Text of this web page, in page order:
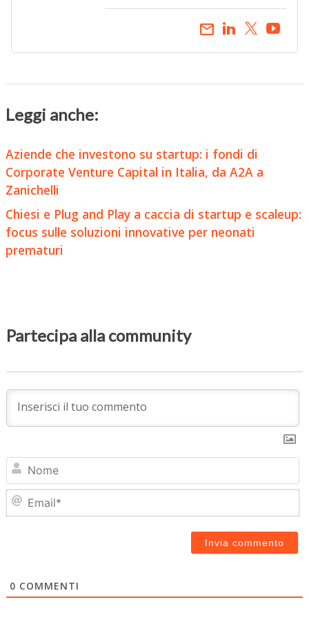
email
Leggi anche:
Aziende che investono su startup: i fondi di
Corporate Venture Capital in Italia, da A2A a
Zanichelli
Chiesi e Plug and Play a caccia di startup e scaleup:
focus sulle soluzioni innovative per neonati
prematuri
Partecipa alla community
0 COMMENTI